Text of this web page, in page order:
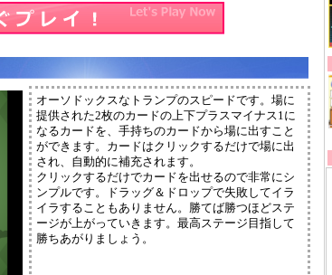
オーソドックスなトランプのスピードです。場に
提供された2枚のカードの上下プラスマイナス1に
なるカードを、手持ちのカードから場に出すこと
ができます。カードはクリックするだけで場に出
され、自動的に補充されます。
クリックするだけでカードを出せるので非常にシ
ンプルです。ドラッグ＆ドロップで失敗してイラ
イラすることもありません。勝てば勝つほどステ
ージが上がっていきます。最高ステージ目指して
勝ちあがりましょう。